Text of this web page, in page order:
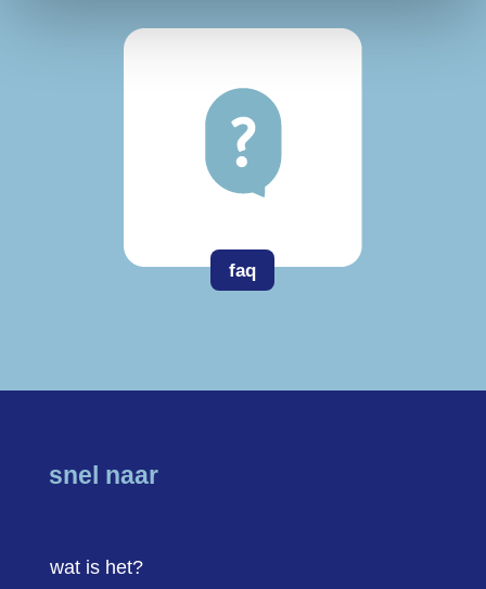
faq
snel naar
wat is het?